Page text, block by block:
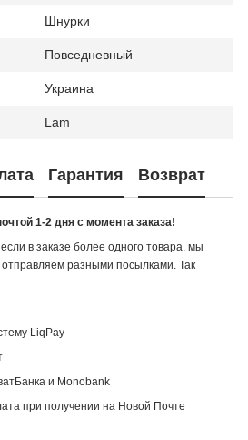
Шнурки
Повседневный
Украина
Lam
Гарантия Возврат
1-2 дня с момента заказа!
в заказе более одного товара, мы
разными посылками. Так
LiqPay
и Monobank
при получении на Новой Почте